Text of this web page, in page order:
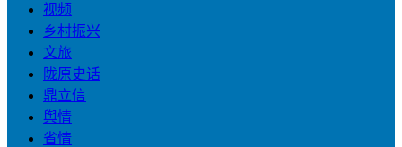
视频
乡村振兴
文旅
陇原史话
鼎立信
舆情
省情